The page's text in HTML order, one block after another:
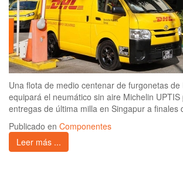
Una flota de medio centenar de furgonetas de
equipará el neumático sin aire Michelin
entregas de última milla en Singapur a finales
Publicado en Componentes
Leer más ...